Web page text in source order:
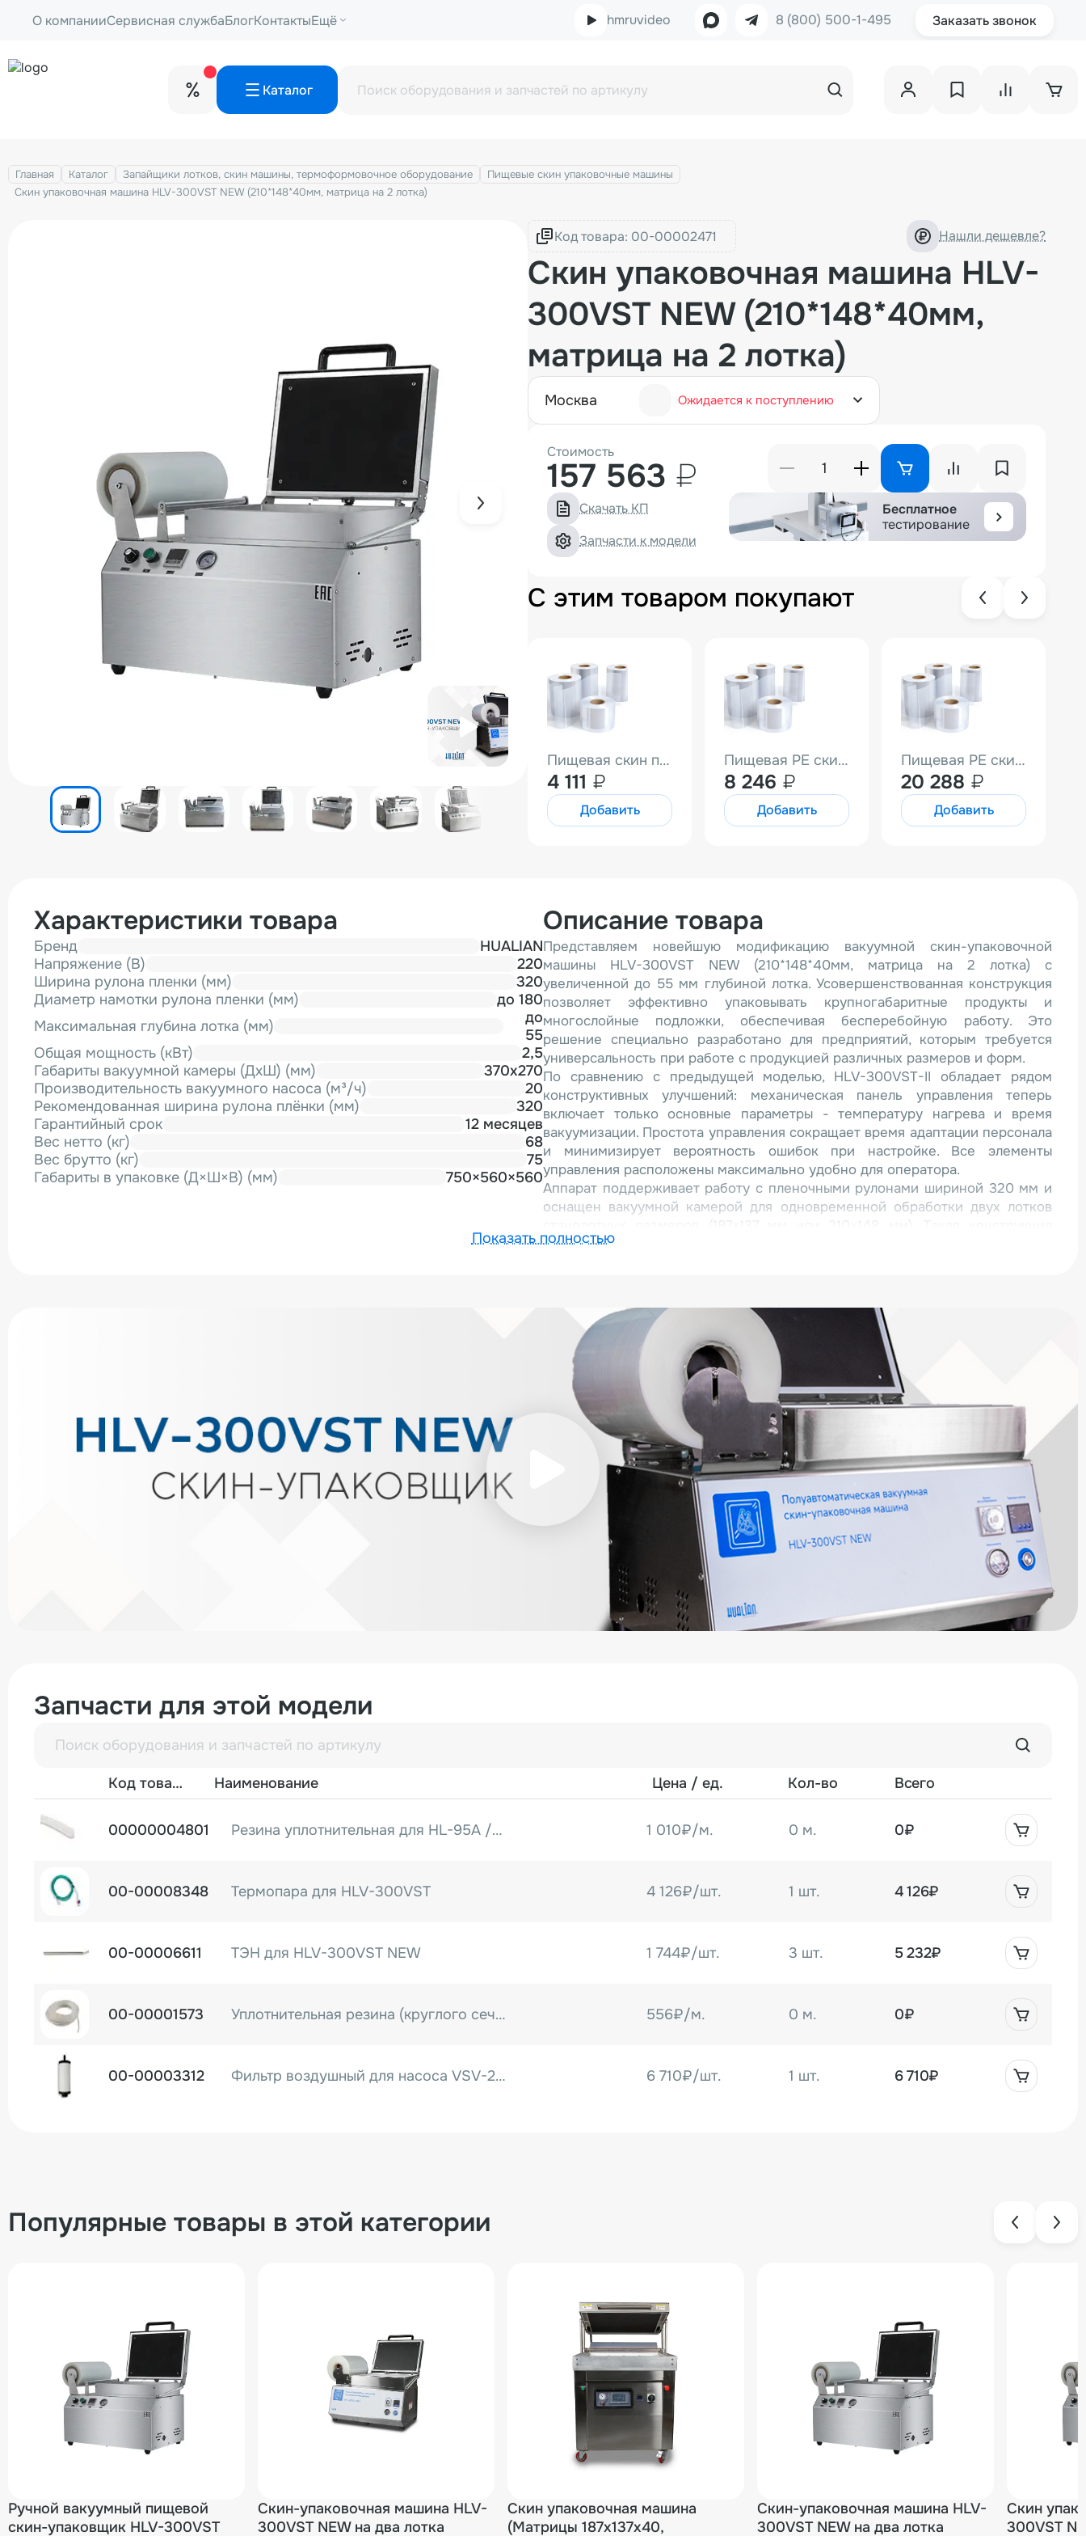
О компанииСервисная службаБлогКонтактыЕщё hmruvideo 8 (800) 500-1-495 Заказать звонок
Каталог
Главная Каталог Запайщики лотков, скин машины, термоформовочное оборудование
Пищевые скин упаковочные машины
Скин упаковочная машина HLV-300VST NEW (210*148*40мм, матрица на 2 лотка)
Код товара: Нашли дешевле?
Скин упаковочная машина HLV-
300VST NEW (210*148*40мм,
матрица на 2 лотка)
москва Ожидается к поступлению
Стоимость
157 563 ₽
Скачать КП
Запчасти к модели
Бесплатное
тестирование
С этим товаром покупают
Пищевая скин пленка HUALIAN (EVA/PE/EVA 320 мм, 100 мкм, 2,9 кг, 100 м)
4 111 ₽
Добавить
Пищевая PE скин-пленка (320мм 80мк 4,81кг)
8 246 ₽
Добавить
Пищевая PE скин-пленка (305мм 100мк 9,5кг)
20 288 ₽
Добавить
Характеристики товара
Бренд
HUALIAN
Напряжение (В)
220
Ширина рулона пленки (мм)
320
Диаметр намотки рулона пленки (мм)
до 180
Максимальная глубина лотка (мм)
до
55
Общая мощность (кВт)
2,5
Габариты вакуумной камеры (ДхШ) (мм)
370х270
Производительность вакуумного насоса (м³/ч)
20
Рекомендованная ширина рулона плёнки (мм)
320
Гарантийный срок
12 месяцев
Вес нетто (кг)
68
Вес брутто (кг)
75
Габариты в упаковке (Д×Ш×В) (мм)
750×560×560
Описание товара
Представляем новейшую модификацию вакуумной скин-упаковочной
машины HLV-300VST NEW (210*148*40мм, матрица на 2 лотка) с
увеличенной до 55 мм глубиной лотка. Усовершенствованная конструкция
позволяет эффективно упаковывать крупногабаритные продукты и
многослойные подложки, обеспечивая бесперебойную работу. Это
решение специально разработано для предприятий, которым требуется
универсальность при работе с продукцией различных размеров и форм.
По сравнению с предыдущей моделью, HLV-300VST-II обладает рядом
конструктивных улучшений: механическая панель управления теперь
включает только основные параметры - температуру нагрева и время
вакуумизации. Простота управления сокращает время адаптации персонала
и минимизирует вероятность ошибок при настройке. Все элементы
управления расположены максимально удобно для оператора.
Аппарат поддерживает работу с пленочными рулонами шириной 320 мм и
оснащен вакуумной камерой для одновременной обработки двух лотков
значительно повышает производительность на предприятиях с большими
Основные достоинства модели HLV-300VST-II:
Гигиеничное исполнение - корпус из нержавеющей стали устойчив к
коррозии и прост в уходе;
Оптимальные габариты - компактные размеры позволяют установку в
условиях ограниченного пространства;
Гибкая система матриц - возможность настройки под любые типы лотков,
включая нестандартные, с удобной системой обрезки пленки;
Высокопроизводительный вакуумный насос - мощность 20 м³/ч обеспечивает
полную откачку воздуха за 30-40 секунд;
Надежная конструкция - все компоненты рассчитаны на длительную
интенсивную эксплуатацию;
Удобство эксплуатации - эргономичный дизайн обеспечивает безопасность и
простоту обслуживания.
Идеальный выбор для пищевой промышленности: обеспечивает надежную
герметизацию, продлевает срок хранения и придает продукции
привлекательный внешний вид. Плотное прилегание пленки создает
аккуратную упаковку, а прозрачность материала позволяет
демонстрировать качество продукта. Технология скин-упаковки
территории России и странам Евразийского экономического союза.
профессиональное сервисное обслуживание и выполнение всех
гарантийных обязательств. Также предлагаем консультационную
поддержку по интеграции оборудования в ваше производство.
Показать полностью
Запчасти для этой модели
Код товара Наименование Цена / ед. Кол-во Всего
00000004801 Резина уплотнительная для HL-95A /HLV-400 тип I (под лоток) (метражом) 1 010₽/м. 0 м. 0₽
00-00008348 Термопара для HLV-300VST 4 126₽/шт. 1 шт. 4 126₽
00-00006611 ТЭН для HLV-300VST NEW 1 744₽/шт. 3 шт. 5 232₽
00-00001573 Уплотнительная резина (круглого сечения) для HVT 556₽/м. 0 м. 0₽
00-00003312 Фильтр воздушный для насоса VSV-20FP (HLV) 6 710₽/шт. 1 шт. 6 710₽
Популярные товары в этой категории
Ручной вакуумный пищевой
скин-упаковщик HLV-300VST
Скин-упаковочная машина HLV-
300VST NEW на два лотка
Скин упаковочная машина
(Матрицы 187х137х40,
Скин-упаковочная машина HLV-
300VST NEW на два лотка
Скин
300VST NEW